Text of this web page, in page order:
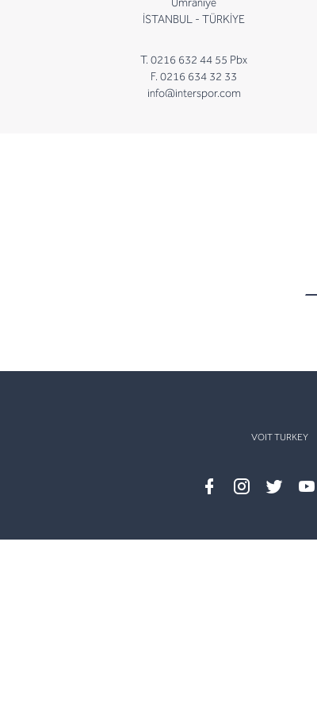
İSTANBUL - TÜRKİYE
T. 0216 632 44 55 Pbx
F. 0216 634 32 33
info@interspor.com
VOIT TURKEY